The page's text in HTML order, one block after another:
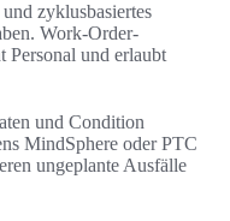
zyklusbasiertes
Work-Order-
Personal und erlaubt
und Condition
MindSphere oder PTC
ungeplante Ausfälle